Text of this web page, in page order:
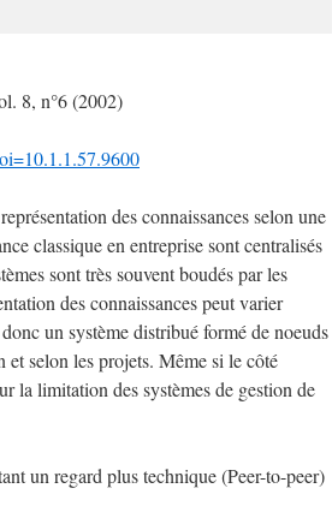
8, n°6 (2002)
des connaissances selon une
classique en entreprise sont centralisés
sont très souvent boudés par les
des connaissances peut varier
un système distribué formé de noeuds
et selon les projets. Même si le côté
la limitation des systèmes de gestion de
un regard plus technique (Peer-to-peer)